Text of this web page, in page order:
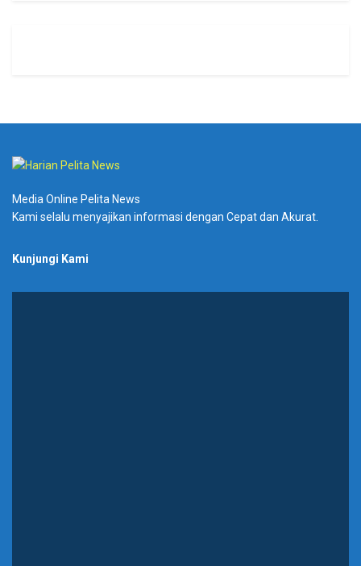
Media Online Pelita News
Kami selalu menyajikan informasi dengan Cepat dan Akurat.
Kunjungi Kami